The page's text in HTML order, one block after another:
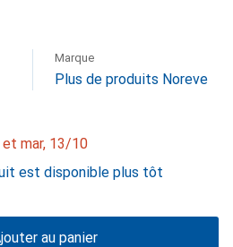
Marque
Plus de produits Noreve
et mar, 13/10
est disponible plus tôt
au panier